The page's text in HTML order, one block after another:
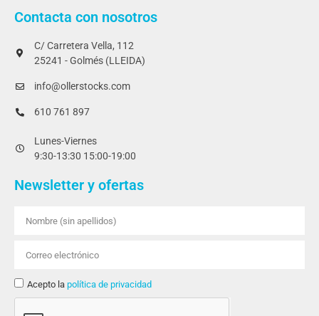
Contacta con nosotros
C/ Carretera Vella, 112
25241 - Golmés (LLEIDA)
info@ollerstocks.com
610 761 897
Lunes-Viernes
9:30-13:30 15:00-19:00
Newsletter y ofertas
Acepto la política de privacidad